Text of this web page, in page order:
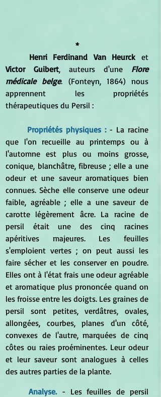
*
Henri Ferdinand Van Heurck
Victor Guibert, auteurs d'une Flore
médicale belge. (Fonteyn, 1864) nous
apprennent les propriétés
thérapeutiques du Persil :
Propriétés physiques : - La racine
que l'on recueille au printemps ou à
l'automne est plus ou moins grosse,
conique, blanchâtre, fibreuse ; elle a une
odeur et une saveur aromatiques bien
connues. Sèche elle conserve une odeur
faible, agréable ; elle a une saveur de
carotte légèrement âcre. La racine de
persil était une des cinq racines
apéritives majeures. Les feuilles
s'emploient vertes ; on peut aussi les
faire sécher et les conserver en poudre.
Elles ont à l'état frais une odeur agréable
et aromatique plus prononcée quand on
les froisse entre les doigts. Les graines de
persil sont petites, verdâtres, ovales,
allongées, courbes, planes d'un côté,
convexes de l'autre, marquées de cinq
côtes ou raies proéminentes. Leur odeur
et leur saveur sont analogues à celles
des autres parties de la plante.
Analyse. - Les feuilles de persil